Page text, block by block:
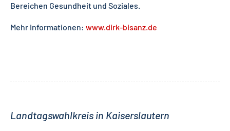
Bereichen Gesundheit und Soziales.
Mehr Informationen: www.dirk-bisanz.de
Landtagswahlkreis in Kaiserslautern